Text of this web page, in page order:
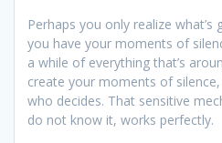
Perhaps you only realize
you have your moments of
a while of everything that’s
create your moments of
who decides. That sensitive
do not know it, works perfectly.